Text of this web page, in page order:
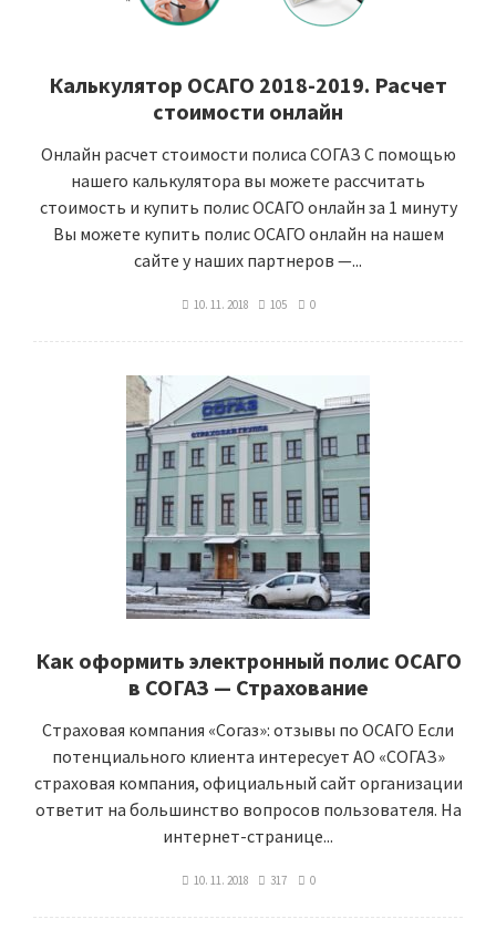
Калькулятор ОСАГО 2018-2019. Расчет
стоимости онлайн
Онлайн расчет стоимости полиса СОГАЗ С помощью
нашего калькулятора вы можете рассчитать
стоимость и купить полис ОСАГО онлайн за 1 минуту
Вы можете купить полис ОСАГО онлайн на нашем
сайте у наших партнеров —...
10. 11. 2018 105 0
Как оформить электронный полис ОСАГО
в СОГАЗ — Страхование
Страховая компания «Согаз»: отзывы по ОСАГО Если
потенциального клиента интересует АО «СОГАЗ»
страховая компания, официальный сайт организации
ответит на большинство вопросов пользователя. На
интернет-странице...
10. 11. 2018 317 0